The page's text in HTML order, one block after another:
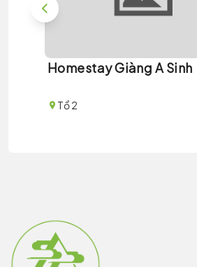
Homestay Giàng A Sinh
Tổ 2